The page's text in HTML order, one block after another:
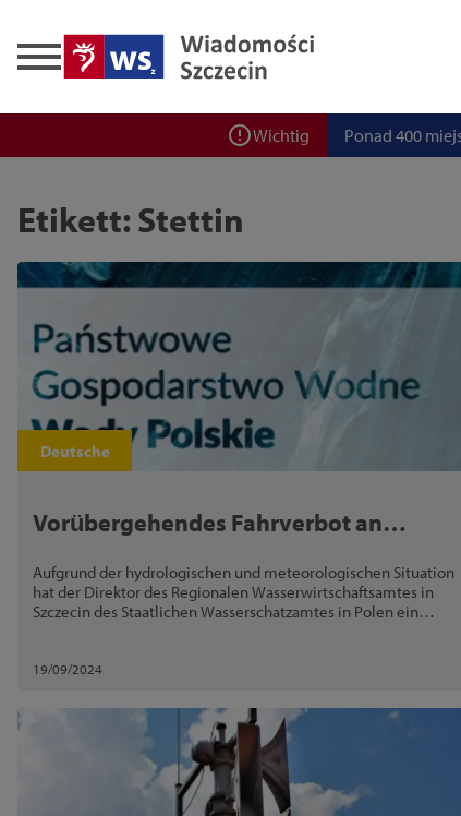
Wichtig
ZPW Miedwie
Nowa stacja
Etikett: Stettin
Deutsche
Vorübergehendes Fahrverbot an
Aufgrund der hydrologischen und meteorologischen Situation
hat der Direktor des Regionalen Wasserwirtschaftsamtes in
Szczecin des Staatlichen Wasserschatzamtes in Polen ein
19/09/2024